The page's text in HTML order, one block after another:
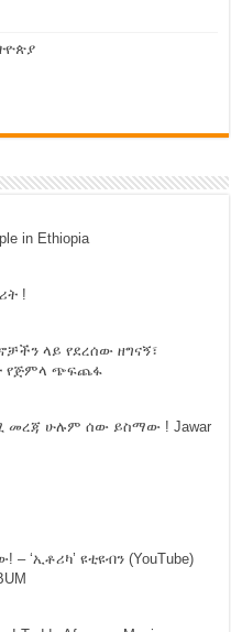
in Ethiopia
!
ላይ የደረሰው ዘግናኝ፣
የጅምላ ጭፍጨፋ
መረጃ ሁሉም ሰው ይስማው ! Jawar
‘ኢቶሪካ’ ዩቲዩብን (YouTube)